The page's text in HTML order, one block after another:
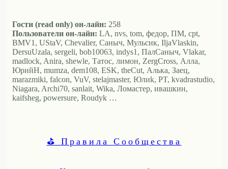
Гости (read only) он-лайн: 258
Пользователи он-лайн: LA, nvs, tom, федор, ПМ, cpt,
BMV1, UStaV, Chevalier, Саныч, Мульсик, IljaVlaskin,
DersuUzala, sergeli, bob10063, indys1, ПалСаныч, Vlakar,
madlock, Anira, shewle, Татос, лимон, ZergCross, Алла,
ЮрийН, mumza, dem108, ESK, theCut, Алька, Заец,
marazmiki, falcon, VuV, stelajmaster, Юлиk, PT, kvadrastudio,
Niagara, Archi70, sanlait, Wika, Ломастер, ивашкин,
kaifsheg, powersure, Roudyk …
⛳ Правила Сообщества